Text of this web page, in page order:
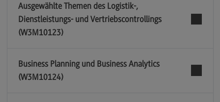
Ausgewählte Themen des Logistik-,
Dienstleistungs- und Vertriebscontrollings
(W3M10123)
Business Planning und Business Analytics
(W3M10124)